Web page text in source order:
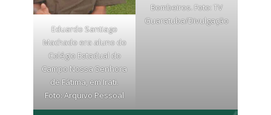
Eduardo Santiago
Machado era aluno do
Colégio Estadual do
Campo Nossa Senhora
de Fátima, em Irati.
Foto: Arquivo Pessoal
Bombeiros. Foto: TV
Guaratuba/Divulgação